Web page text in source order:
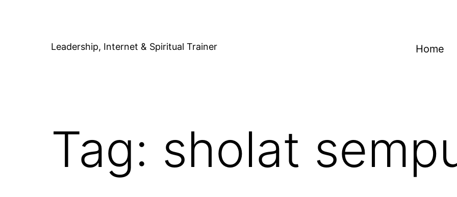
Leadership, Internet & Spiritual Trainer Home
Tag: sholat